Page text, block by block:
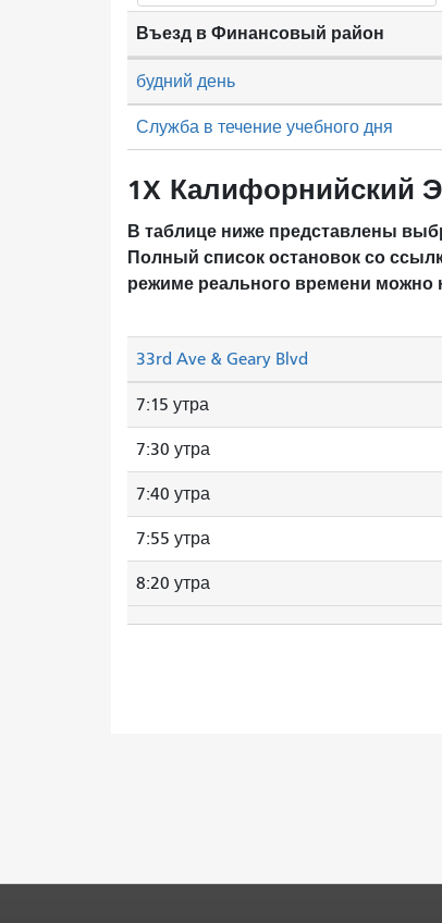
Въезд в Финансовый район
будний день
Служба в течение учебного дня
1X Калифорнийский
В таблице ниже представлены
Полный список остановок со
режиме реального времени можно
33rd Ave & Geary Blvd
7:15 утра
7:30 утра
7:40 утра
7:55 утра
8:20 утра